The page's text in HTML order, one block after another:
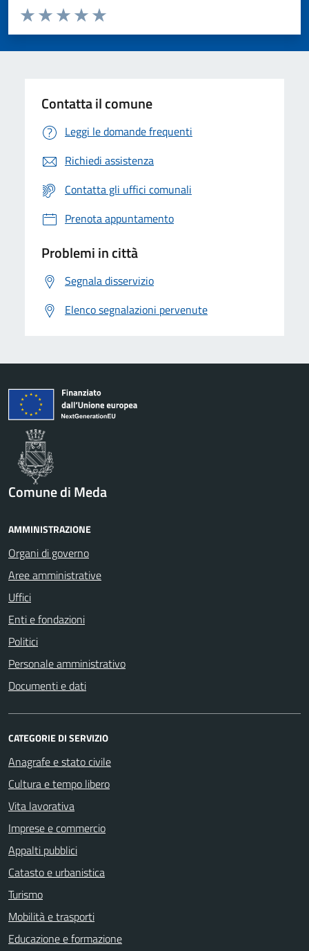
Valuta da 1 a 5 stelle la pagina
Valuta 5 stelle su 5
Valuta 4 stelle su 5
Valuta 3 stelle su 5
Valuta 2 stelle su 5
Valuta 1 stelle su 5
Contatta il comune
Leggi le domande frequenti
Richiedi assistenza
Contatta gli uffici comunali
Prenota appuntamento
Problemi in città
Segnala disservizio
Elenco segnalazioni pervenute
Comune di Meda
AMMINISTRAZIONE
Organi di governo
Aree amministrative
Uffici
Enti e fondazioni
Politici
Personale amministrativo
Documenti e dati
CATEGORIE DI SERVIZIO
Anagrafe e stato civile
Cultura e tempo libero
Vita lavorativa
Imprese e commercio
Appalti pubblici
Catasto e urbanistica
Turismo
Mobilità e trasporti
Educazione e formazione